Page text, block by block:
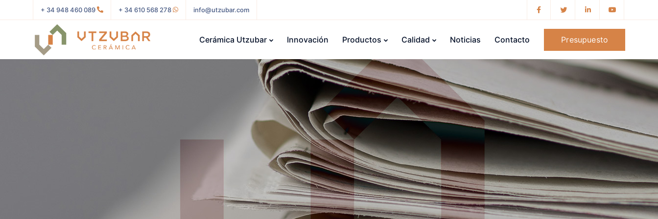
+ 34 948 460 089 + 34 610 568 278 info@utzubar.com
Cerámica Utzubar Innovación Productos Calidad Noticias Contacto Presupuesto